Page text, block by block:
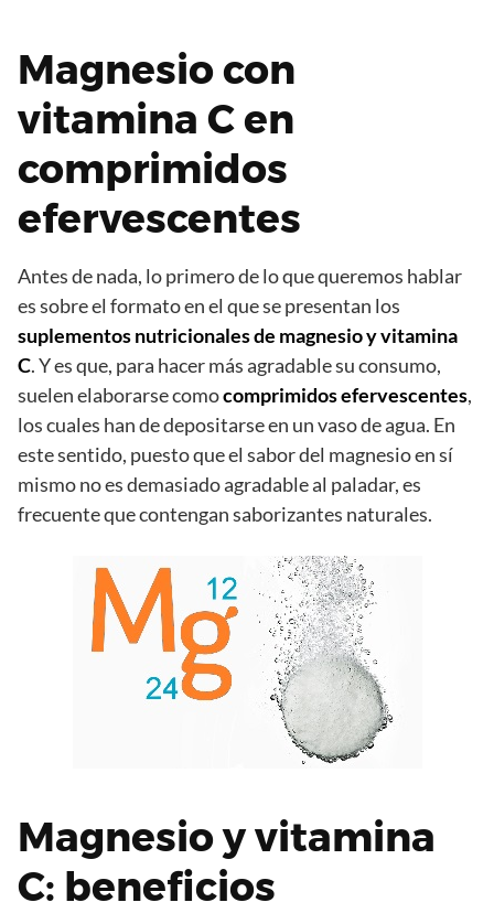
Magnesio con
vitamina C en
comprimidos
efervescentes
Antes de nada, lo primero de lo que queremos hablar
es sobre el formato en el que se presentan los
suplementos nutricionales de magnesio y vitamina
C. Y es que, para hacer más agradable su consumo,
suelen elaborarse comocomprimidos efervescentes,
los cuales han de depositarse en un vaso de agua. En
este sentido, puesto que el sabor del magnesio en sí
mismo no es demasiado agradable al paladar, es
frecuente que contengan saborizantes naturales.
Magnesio y vitamina
C: beneficios